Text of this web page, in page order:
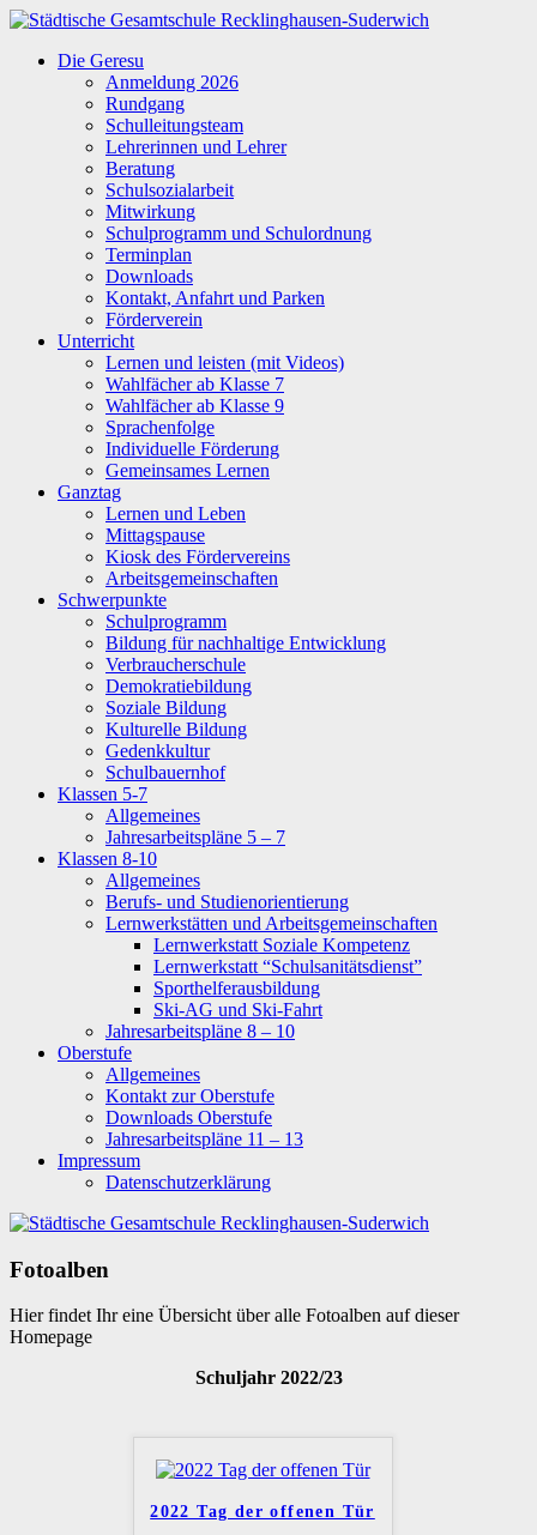
Zum
springen
Städtische
Gesamtschule
Recklinghausen-
Suderwich
Die Geresu
Anmeldung 2026
Rundgang
Schulleitungsteam
Lehrerinnen und Lehrer
Beratung
Schulsozialarbeit
Mitwirkung
Schulprogramm und Schulordnung
Terminplan
Downloads
Kontakt, Anfahrt und Parken
Förderverein
Unterricht
Lernen und leisten (mit Videos)
Wahlfächer ab Klasse 7
Wahlfächer ab Klasse 9
Sprachenfolge
Individuelle Förderung
Gemeinsames Lernen
Ganztag
Lernen und Leben
Mittagspause
Kiosk des Fördervereins
Arbeitsgemeinschaften
Schwerpunkte
Schulprogramm
Bildung für nachhaltige Entwicklung
Verbraucherschule
Demokratiebildung
Soziale Bildung
Kulturelle Bildung
Gedenkkultur
Schulbauernhof
Klassen 5-7
Allgemeines
Jahresarbeitspläne 5 – 7
Klassen 8-10
Allgemeines
Berufs- und Studienorientierung
Lernwerkstätten und Arbeitsgemeinschaften
Lernwerkstatt Soziale Kompetenz
Lernwerkstatt “Schulsanitätsdienst”
Sporthelferausbildung
Ski-AG und Ski-Fahrt
Jahresarbeitspläne 8 – 10
Oberstufe
Allgemeines
Kontakt zur Oberstufe
Downloads Oberstufe
Jahresarbeitspläne 11 – 13
Impressum
Datenschutzerklärung
Fotoalben
Hier findet Ihr eine Übersicht über alle Fotoalben auf dieser
Homepage
Schuljahr 2022/23
2022 Tag der offenen Tür